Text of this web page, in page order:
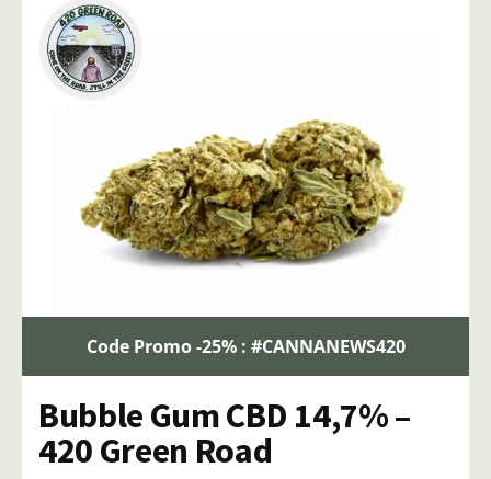
Code Promo -25% : #CANNANEWS420
Bubble Gum CBD 14,7% –
420 Green Road